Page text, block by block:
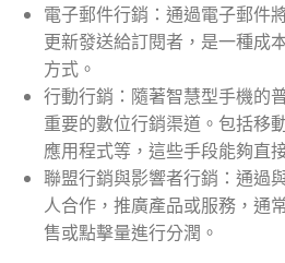
電子郵件行銷：通過電子郵件
更新發送給訂閱者，是一種成
方式。
行動行銷：隨著智慧型手機的
重要的數位行銷渠道。包括移
應用程式等，這些手段能夠直
聯盟行銷與影響者行銷：通過
人合作，推廣產品或服務，通
售或點擊量進行分潤。